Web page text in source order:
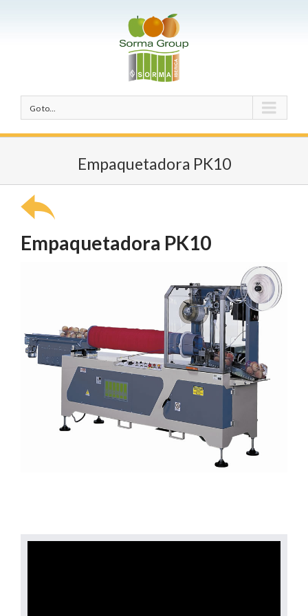
Go to...
Empaquetadora PK10
Empaquetadora PK10